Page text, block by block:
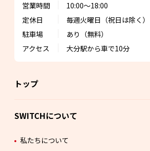
営業時間
10:00～18:00
定休日
毎週火曜日 （祝日は除く）
駐車場
あり（無料）
アクセス
大分駅から車で10分
トップ
SWITCHについて
私たちについて